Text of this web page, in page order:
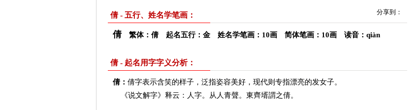
倩 - 五行、姓名学笔画： 分享到：
倩繁体：倩 起名五行：金 姓名学笔画：10画 简体笔画：10画 读音：qiàn
倩 - 起名用字字义分析：
倩： 倩字表示含笑的样子，泛指姿容美好，现代则专指漂亮的发女子。
《说文解字》释云：人字。从人青聲。東齊壻謂之倩。